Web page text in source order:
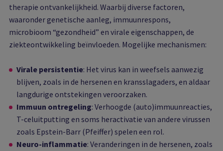
therapie ontvankelijkheid. Waarbij diverse factoren,
waaronder genetische aanleg, immuunrespons,
microbioom “gezondheid” en virale eigenschappen, de
ziekteontwikkeling beïnvloeden. Mogelijke mechanismen:
Virale persistentie: Het virus kan in weefsels aanwezig
blijven, zoals in de hersenen en kransslagaders, en aldaar
langdurige ontstekingen veroorzaken.
Immuun ontregeling: Verhoogde (auto)immuunreacties,
T-celuitputting en soms heractivatie van andere virussen
zoals Epstein-Barr (Pfeiffer) spelen een rol.
Neuro-inflammatie: Veranderingen in de hersenen, zoals